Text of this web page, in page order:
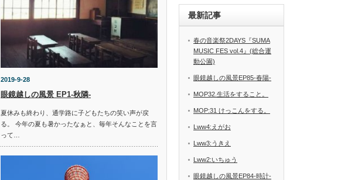
2019-9-28
眼鏡越しの風景 EP1‐秋隣‐
夏休みも終わり、通学路に子どもたちの笑い声が戻
る。 今年の夏も暑かったなぁと、毎年そんなことを言
って…
最新記事
春の音楽祭2DAYS『SUMA
MUSIC FES vol.4』(総合運
動公園)
眼鏡越しの風景EP85-春陽-
MOP32.生活をすること。
MOP:31 けっこんをする。
Lww4:えがお
Lww3:うきえ
Lww2:いちゅう
眼鏡越しの風景EP84-時計-